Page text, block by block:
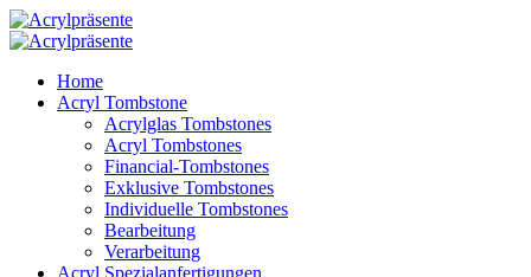
Home
Acryl Tombstone
Acrylglas Tombstones
Acryl Tombstones
Financial-Tombstones
Exklusive Tombstones
Individuelle Tombstones
Bearbeitung
Verarbeitung
Acryl Spezialanfertigungen